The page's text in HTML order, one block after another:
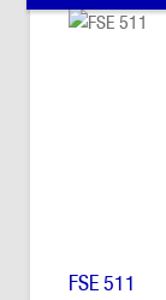
FSE 511